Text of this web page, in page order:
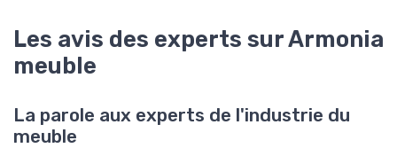
Les avis des experts sur Armonia
meuble
La parole aux experts de l'industrie du
meuble